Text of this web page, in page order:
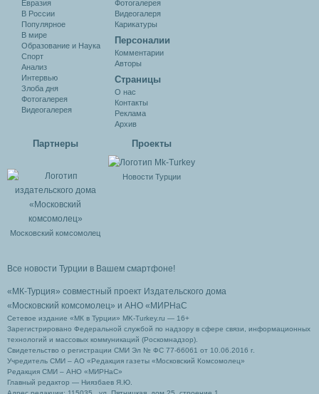
Евразия
В России
Популярное
В мире
Образование и Наука
Спорт
Анализ
Интервью
Злоба дня
Фотогалерея
Видеогалерея
Фотогалерея
Видеогалеря
Карикатуры
Персоналии
Комментарии
Авторы
Cтраницы
О нас
Контакты
Реклама
Архив
Партнеры
Московский комсомолец
Проекты
Новости Турции
Все новости Турции в Вашем смартфоне!
«МК-Турция» совместный проект Издательского дома
«Московский комсомолец» и АНО «МИРНаС
Сетевое издание «МК в Турции» MK-Turkey.ru — 16+
Зарегистрировано Федеральной службой по надзору в сфере связи, информационных
технологий и массовых коммуникаций (Роскомнадзор).
Свидетельство о регистрации СМИ Эл № ФС 77-66061 от 10.06.2016 г.
Учредитель СМИ – АО «Редакция газеты «Московский Комсомолец»
Редакция СМИ – АНО «МИРНаС»
Главный редактор — Ниязбаев Я.Ю.